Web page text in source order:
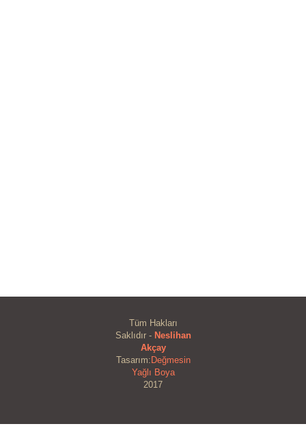
Tüm Hakları
Saklıdır - Neslihan
Akçay
Tasarım: Değmesin
Yağlı Boya
2017